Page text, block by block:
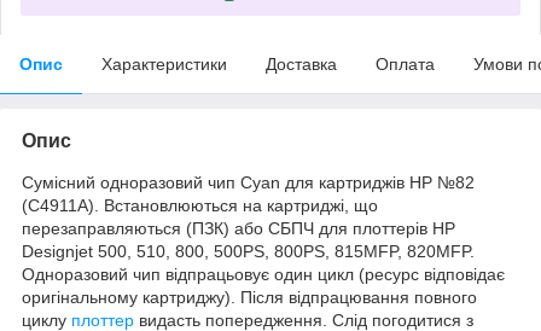
Опис Характеристики Доставка Оплата Умови
Опис
Сумісний одноразовий чип Cyan для картриджів HP №82
(C4911A).
Встановлюються на картриджі, що
перезаправляються (ПЗК) або СБПЧ для плоттерів HP
Designjet 500, 510, 800, 500PS, 800PS, 815MFP, 820MFP.
Одноразовий чип відпрацьовує один цикл (ресурс відповідає
оригінальному картриджу).
Після відпрацювання повного
циклу плоттер видасть попередження. Слід погодитися з